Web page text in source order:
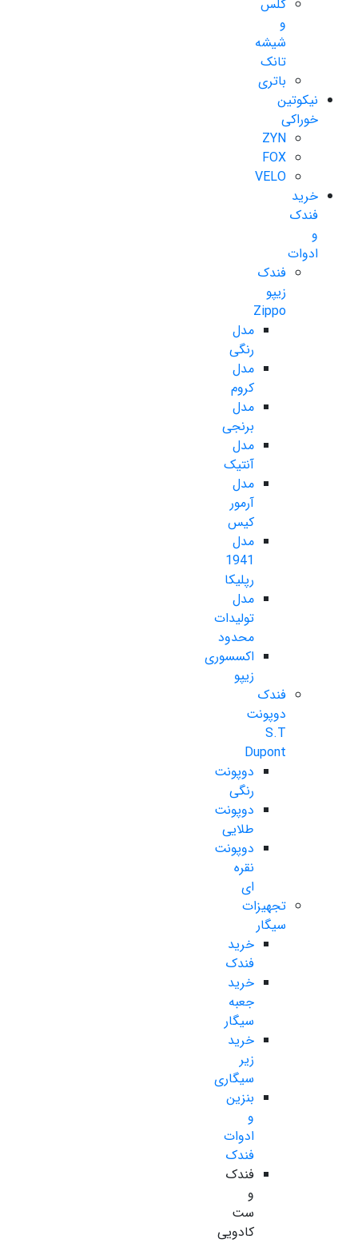
گلس
و
شیشه
تانک
باتری
نیکوتین
خوراکی
ZYN
FOX
VELO
خرید
فندک
و
ادوات
فندک
زیپو
Zippo
مدل
رنگی
مدل
کروم
مدل
برنجی
مدل
آنتیک
مدل
آرمور
کیس
مدل
1941
رپلیکا
مدل
تولیدات
محدود
اکسسوری
زیپو
فندک
دوپونت
S.T
Dupont
دوپونت
رنگی
دوپونت
طلایی
دوپونت
نقره
ای
تجهیزات
سیگار
خرید
فندک
خرید
جعبه
سیگار
خرید
زیر
سیگاری
بنزین
و
ادوات
فندک
فندک
و
ست
کادویی